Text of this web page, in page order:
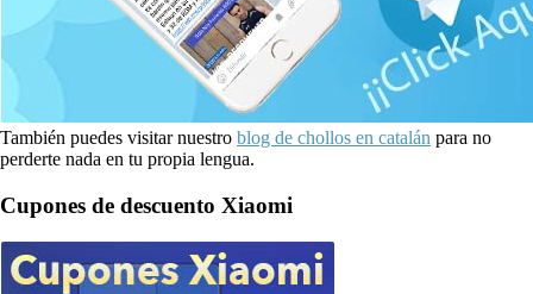
También puedes visitar nuestro blog de chollos en catalán para no
perderte nada en tu propia lengua.
Cupones de descuento Xiaomi